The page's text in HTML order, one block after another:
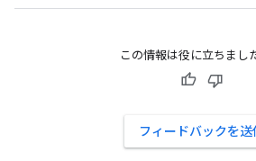
この情報は役に立ちまし
フィードバックを送